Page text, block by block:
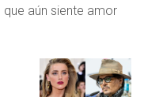
aún siente amor